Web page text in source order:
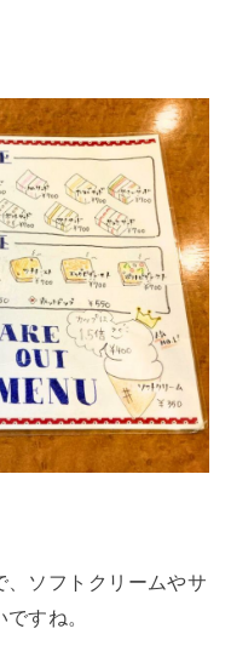
、ソフトクリームやサ
すね。